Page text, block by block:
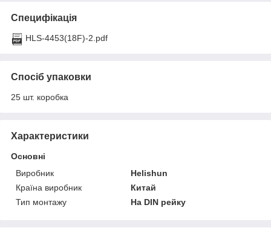
Специфікація
HLS-4453(18F)-2.pdf
Спосіб упаковки
25 шт. коробка
Характеристики
Основні
Виробник
Helishun
Країна виробник
Китай
Тип монтажу
На DIN рейку